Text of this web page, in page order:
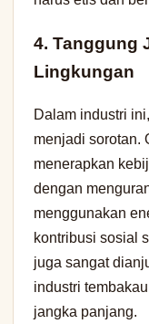
4. Tanggung
Lingkungan
Dalam industri
menjadi sorotan.
menerapkan
dengan
menggunakan
kontribusi sosial
juga sangat
industri
jangka panjang.